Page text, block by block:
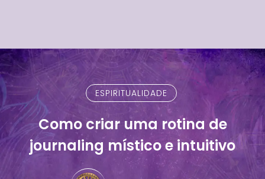
ESPIRITUALIDADE
Como criar uma rotina de
journaling místico e intuitivo